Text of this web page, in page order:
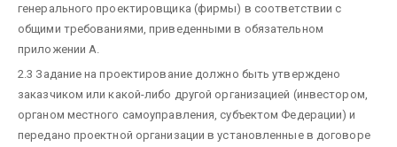
генерального проектировщика (фирмы) в соответствии с
общими требованиями, приведенными в обязательном
приложении А.
2.3 Задание на проектирование должно быть утверждено
заказчиком или какой-либо другой организацией (инвестором,
органом местного самоуправления, субъектом Федерации) и
передано проектной организации в установленные в договоре